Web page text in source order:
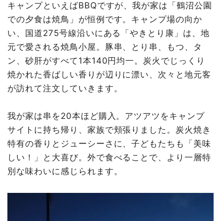
キャンプといえばBBQですが、我が家は「鶴沼公園
での夕食は焼鳥」が恒例です。キャンプ場の向か
い、国道275号線沿いにある「やきとり康」は、地
元で愛される焼鳥小屋。豚串、とり串、もつ、タ
ン、砂肝がすべて1本140円均一。炭火でじっくり
焼かれた香ばしい香りが辺りに漂い、次々と地元客
が訪れて注文していきます。
我が家は串を20本ほど購入。アツアツをキャンプ
サイトに持ち帰り、家族で頬張りました。炭火焼き
特有の香りとジューシーさに、子どもたちも「美味
しい！」と大喜び。外で食べることで、より一層特
別な味わいに感じられます。